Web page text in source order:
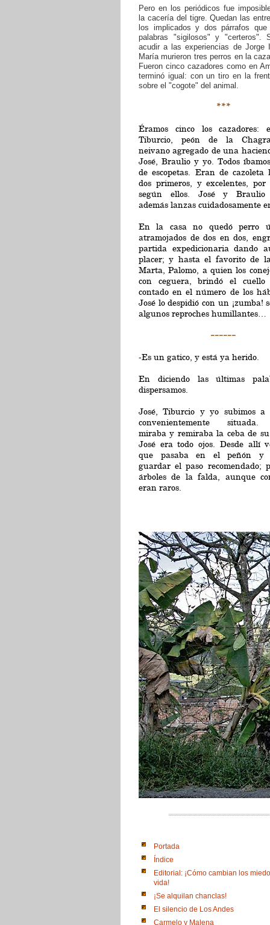
Pero en los periódicos fue
la cacería del tigre. Quedan las
los implicados y dos párrafos
palabras "sigilosos" y "certeros".
acudir a las experiencias de Jorge
María murieron tres perros en la
Fueron cinco cazadores como en
terminó igual: con un tiro en la
sobre el "cogote" del animal.
***
Éramos cinco los cazadores:
Tiburcio, peón de la
neivano agregado de una
José, Braulio y yo. Todos
de escopetas. Eran de cazoleta
dos primeros, y excelentes, por
según ellos. José y Braulio
además lanzas cuidadosamente
En la casa no quedó perro
atramojados de dos en dos,
partida expedicionaria dando
placer; y hasta el favorito de
Marta, Palomo, a quien los
con ceguera, brindó el
contado en el número de los
José lo despidió con un ¡zumba!
algunos reproches humillantes…
------
-Es un gatico, y está ya herido.
En diciendo las últimas
dispersamos.
José, Tiburcio y yo subimos a
convenientemente situada.
miraba y remiraba la ceba de su
José era todo ojos. Desde allí
que pasaba en el peñón y
guardar el paso recomendado;
árboles de la falda, aunque
eran raros.
Portada
Índice
Editorial: ¡Cómo cambian los
vida!
¡Se alquilan chanclas!
El silencio de Los Andes
Carmelo y Malena